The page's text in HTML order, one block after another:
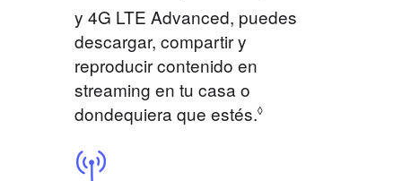
y 4G LTE Advanced, puedes
descargar, compartir y
reproducir contenido en
streaming en tu casa o
dondequiera que estés.◊